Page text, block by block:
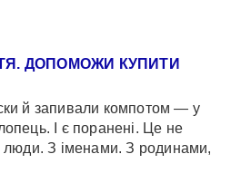
ДОПОМОЖИ КУПИТИ
й запивали компотом — у
І є поранені. Це не
люди. З іменами. З родинами,